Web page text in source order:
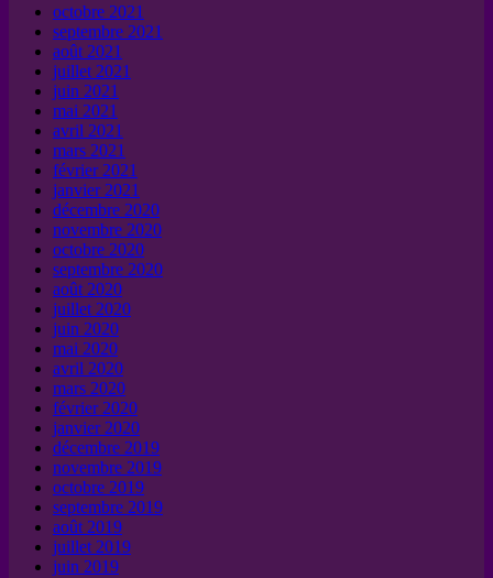
octobre 2021
septembre 2021
août 2021
juillet 2021
juin 2021
mai 2021
avril 2021
mars 2021
février 2021
janvier 2021
décembre 2020
novembre 2020
octobre 2020
septembre 2020
août 2020
juillet 2020
juin 2020
mai 2020
avril 2020
mars 2020
février 2020
janvier 2020
décembre 2019
novembre 2019
octobre 2019
septembre 2019
août 2019
juillet 2019
juin 2019